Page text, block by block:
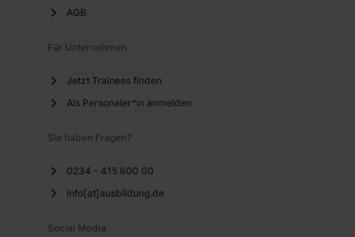
AGB
Für Unternehmen
Jetzt Trainees finden
Als Personaler*in anmelden
Sie haben Fragen?
0234 - 415 600 00
info[at]ausbildung.de
Social Media